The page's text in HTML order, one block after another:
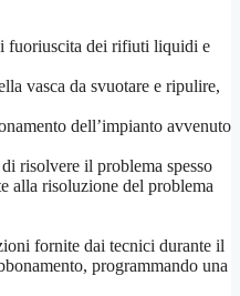
fuoriuscita dei rifiuti liquidi e
vasca da svuotare e ripulire,
dell’impianto avvenuto
risolvere il problema spesso
alla risoluzione del problema
fornite dai tecnici durante il
programmando una